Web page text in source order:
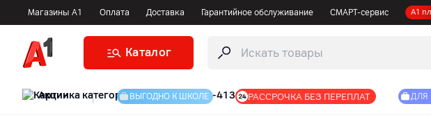
Магазины А1 Оплата Доставка Гарантийное обслуживание СМАРТ-сервис А1
Каталог
Акции | ВЫГОДНО К ШКОЛЕ РАССРОЧКА БЕЗ ПЕРЕПЛАТ ДЛЯ